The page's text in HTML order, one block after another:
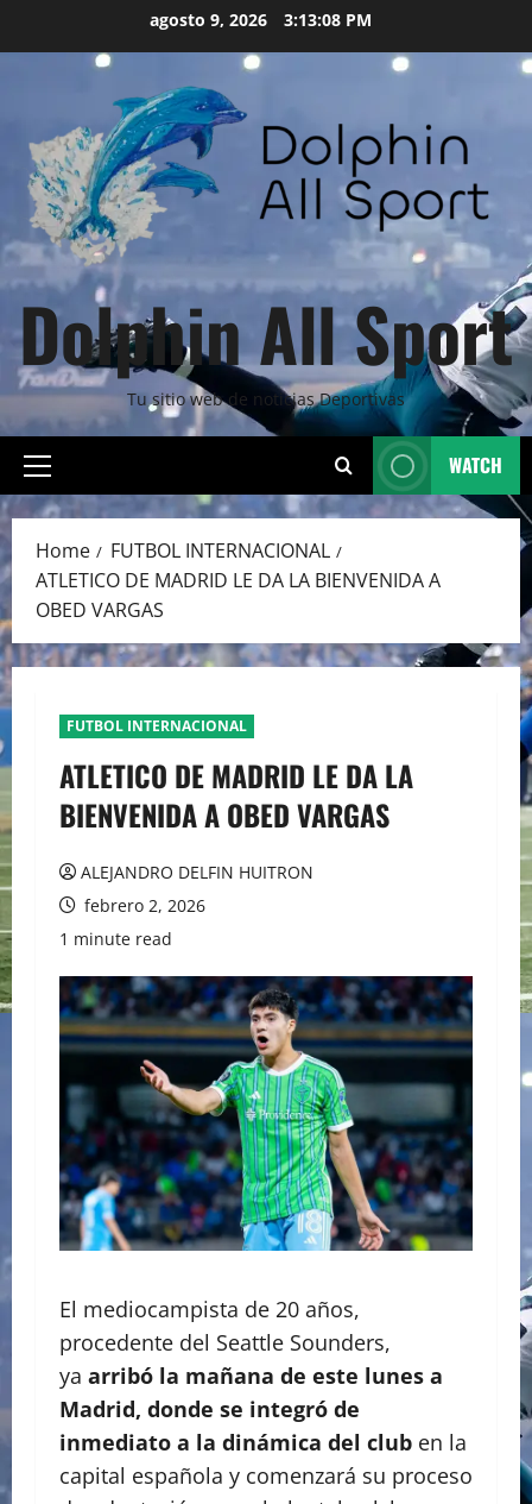
agosto 9, 2026 3:13:10 PM
Dolphin All Sport
Tu sitio web de noticias Deportivas
Primary
Menu
WATCH
Home
FUTBOL INTERNACIONAL
ATLETICO DE MADRID LE DA LA BIENVENIDA A
OBED VARGAS
FUTBOL INTERNACIONAL
ATLETICO DE MADRID LE DA LA
BIENVENIDA A OBED VARGAS
ALEJANDRO DELFIN HUITRON
febrero 2, 2026
1 minute read
El mediocampista de 20 años,
procedente del Seattle Sounders,
ya arribó la mañana de este lunes a
Madrid, donde se integró de
inmediato a la dinámica del club en la
capital española y comenzará su proceso